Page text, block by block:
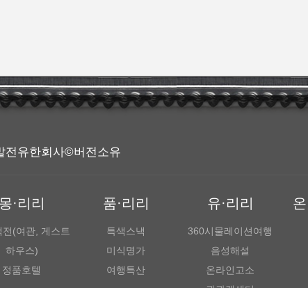
유한회사©버전소유
몽·리리
전(여관, 게스트
하우스)
정품호텔
품·리리
특색스낵
미식명가
여행특산
유·리리
360시물레이션여행
음성해설
온라인고소